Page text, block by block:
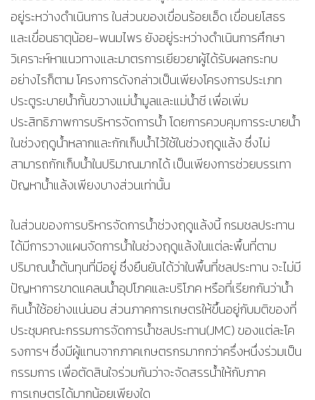
อยู่ระหว่างดำเนินการ ในส่วนของเขื่อนร้อยเอ็ด เขื่อนยโสธร
และเขื่อนธาตุน้อย-พนมไพร ยังอยู่ระหว่างดำเนินการศึกษา
วิเคราะห์หาแนวทางและมาตรการเยียวยาผู้ได้รับผลกระทบ
อย่างไรก็ตาม โครงการดังกล่าวเป็นเพียงโครงการประเภท
ประตูระบายน้ำกั้นขวางแม่น้ำมูลและแม่น้ำชี เพื่อเพิ่ม
ประสิทธิภาพการบริหารจัดการน้ำ โดยการควบคุมการระบายน้ำ
ในช่วงฤดูน้ำหลากและกักเก็บน้ำไว้ใช้ในช่วงฤดูแล้ง ซึ่งไม่
สามารถกักเก็บน้ำในปริมาณมากได้ เป็นเพียงการช่วยบรรเทา
ปัญหาน้ำแล้งเพียงบางส่วนเท่านั้น
ในส่วนของการบริหารจัดการน้ำช่วงฤดูแล้งนี้ กรมชลประทาน
ได้มีการวางแผนจัดการน้ำในช่วงฤดูแล้งในแต่ละพื้นที่ตาม
ปริมาณน้ำต้นทุนที่มีอยู่ ซึ่งยืนยันได้ว่าในพื้นที่ชลประทาน จะไม่มี
ปัญหาการขาดแคลนน้ำอุปโภคและบริโภค หรือที่เรียกกันว่าน้ำ
กินน้ำใช้อย่างแน่นอน ส่วนภาคการเกษตรให้ขึ้นอยู่กับมติของที่
ประชุมคณะกรรมการจัดการน้ำชลประทาน(JMC) ของแต่ละโค
รงการฯ ซึ่งมีผู้แทนจากภาคเกษตรกรมากกว่าครึ่งหนึ่งร่วมเป็น
กรรมการ เพื่อตัดสินใจร่วมกันว่าจะจัดสรรน้ำให้กับภาค
การเกษตรได้มากน้อยเพียงใด